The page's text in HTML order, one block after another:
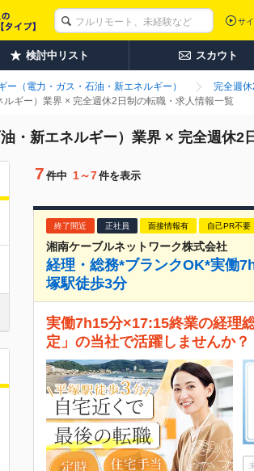
サ
検討中リスト スカウト
ー（電力・ガス・石油・新エネルギー）
完全週休
ギー）業界 × 完全週休2日制の転職・求人情報一覧
・新エネルギー）業界 × 完全週休2
7 件中 1～7件を表示
終了間近 正社員 面接情報有 自己PR不要
湘南ケーブルネットワーク株式会社
経理・総務*ブランクOK*実働
塚駅徒歩3分
実働7h15分×17:15終業の経理
定」の当社で活躍しませんか？